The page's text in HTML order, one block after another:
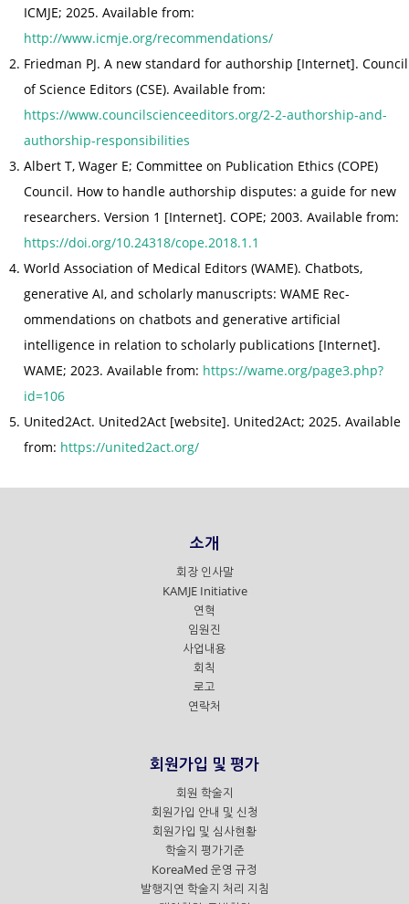
ICMJE; 2025. Available from:
http://www.icmje.org/recommendations/
Friedman PJ. A new standard for authorship [Internet]. Council
of Science Editors (CSE). Available from:
https://www.councilscienceeditors.org/2-2-authorship-and-
authorship-responsibilities
Albert T, Wager E; Committee on Publication Ethics (COPE)
Council. How to handle authorship disputes: a guide for new
researchers. Version 1 [Internet]. COPE; 2003. Available from:
https://doi.org/10.24318/cope.2018.1.1
World Association of Medical Editors (WAME). Chatbots,
generative AI, and scholarly manuscripts: WAME Rec-
ommendations on chatbots and generative artificial
intelligence in relation to scholarly publications [Internet].
WAME; 2023. Available from: https://wame.org/page3.php?
id=106
United2Act. United2Act [website]. United2Act; 2025. Available
from: https://united2act.org/
소개
회장 인사말
KAMJE Initiative
연혁
임원진
사업내용
회칙
로고
연락처
회원가입 및 평가
회원 학술지
회원가입 안내 및 신청
회원가입 및 심사현황
학술지 평가기준
KoreaMed 운영 규정
발행지연 학술지 처리 지침